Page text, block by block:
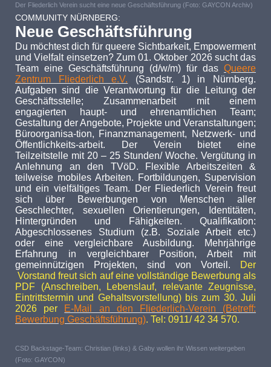
Der Fliederlich Verein sucht eine neue Geschäftsführung (Foto: GAYCON Archiv)
COMMUNITY NÜRNBERG:
Neue Geschäftsführung
Du möchtest dich für queere Sichtbarkeit, Empowerment
und Vielfalt einsetzen? Zum 01. Oktober 2026 sucht das
Team eine Geschäftsführung (d/w/m) für das Queere
Zentrum Fliederlich e.V.
(Sandstr. 1) in Nürnberg.
Aufgaben sind die Verantwortung für die Leitung der
Geschäftsstelle; Zusammenarbeit mit einem
engagierten haupt- und ehrenamtlichen Team;
Gestaltung der Angebote, Projekte und Veranstaltungen;
Büroorganisa-tion, Finanzmanagement, Netzwerk- und
Öffentlichkeits-arbeit. Der Verein bietet eine
Teilzeitstelle mit 20 – 25 Stunden/ Woche. Vergütung in
Anlehnung an den TVöD. Flexible Arbeitszeiten &
teilweise mobiles Arbeiten. Fortbildungen, Supervision
und ein vielfältiges Team. Der Fliederlich Verein freut
sich über Bewerbungen von Menschen aller
Geschlechter, sexuellen Orientierungen, Identitäten,
Hintergründen und Fähigkeiten. Qualifikation:
Abgeschlossenes Studium (z.B. Soziale Arbeit etc.)
oder eine vergleichbare Ausbildung. Mehrjährige
Erfahrung in vergleichbarer Position, Arbeit mit
gemeinnützigen Projekten, sind von Vorteil.
Der
Vorstand freut sich auf eine vollständige Bewerbung als
PDF (Anschreiben, Lebenslauf, relevante Zeugnisse,
Eintrittstermin und Gehaltsvorstellung) bis zum 30. Juli
2026 per
E-Mail an den Fliederlich-Verein (Betreff:
Bewerbung Geschäftsführung). Tel: 0911/ 42 34 570.
CSD Backstage-Team: Christian (links) & Gaby wollen ihr Wissen weitergeben
(Foto: GAYCON)